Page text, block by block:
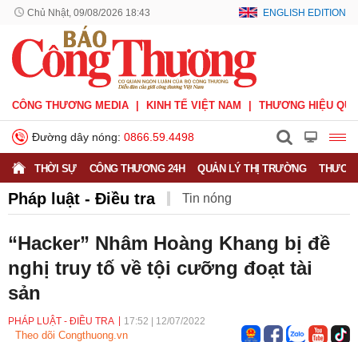
Chủ Nhật, 09/08/2026 18:43 ENGLISH EDITION
CÔNG THƯƠNG MEDIA KINH TẾ VIỆT NAM THƯƠNG HIỆU
Đường dây nóng: 0866.59.4498
THỜI SỰ CÔNG THƯƠNG 24H QUẢN LÝ THỊ TRƯỜNG
Pháp luật - Điều tra Tin nóng
“Hacker” Nhâm Hoàng Khang bị đề
nghị truy tố về tội cưỡng đoạt tài
sản
PHÁP LUẬT - ĐIỀU TRA 17:52 12/07/2022
Theo dõi Congthuong.vn